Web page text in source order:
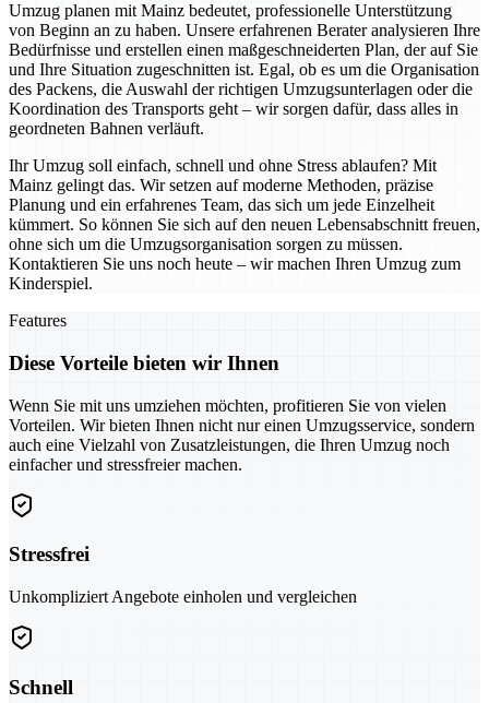
Umzug planen mit Mainz bedeutet, professionelle Unterstützung
von Beginn an zu haben. Unsere erfahrenen Berater analysieren Ihre
Bedürfnisse und erstellen einen maßgeschneiderten Plan, der auf Sie
und Ihre Situation zugeschnitten ist. Egal, ob es um die Organisation
des Packens, die Auswahl der richtigen Umzugsunterlagen oder die
Koordination des Transports geht – wir sorgen dafür, dass alles in
geordneten Bahnen verläuft.
Ihr Umzug soll einfach, schnell und ohne Stress ablaufen? Mit
Mainz gelingt das. Wir setzen auf moderne Methoden, präzise
Planung und ein erfahrenes Team, das sich um jede Einzelheit
kümmert. So können Sie sich auf den neuen Lebensabschnitt freuen,
ohne sich um die Umzugsorganisation sorgen zu müssen.
Kontaktieren Sie uns noch heute – wir machen Ihren Umzug zum
Kinderspiel.
Features
Diese Vorteile bieten wir Ihnen
Wenn Sie mit uns umziehen möchten, profitieren Sie von vielen
Vorteilen. Wir bieten Ihnen nicht nur einen Umzugsservice, sondern
auch eine Vielzahl von Zusatzleistungen, die Ihren Umzug noch
einfacher und stressfreier machen.
Stressfrei
Unkompliziert Angebote einholen und vergleichen
Schnell